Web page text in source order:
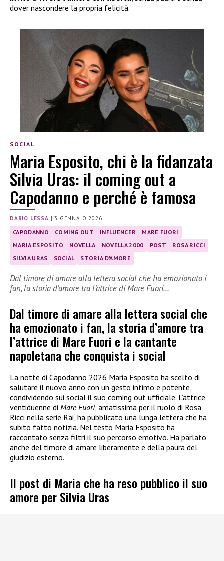
dover nascondere la propria felicità.
SOCIAL
Maria Esposito, chi è la fidanzata
Silvia Uras: il coming out a
Capodanno e perché è famosa
DARIO LESSA |3 GENNAIO 2026
CAPODANNO COMING OUT INFLUENCER
MARE FUORI
MARIA ESPOSITO
NOVELLA NOVELLA 2000 POST
ROSA RICCI
SILVIA URAS
SOCIAL STORIA D'AMORE
Dal timore di amare alla lettera social che ha emozionato i
fan, la storia d’amore tra l’attrice di Mare Fuori…
Dal timore di amare alla lettera social che
ha emozionato i fan, la storia d’amore tra
l’attrice di Mare Fuori e la cantante
napoletana che conquista i social
La notte di Capodanno 2026 Maria Esposito ha scelto di
salutare il nuovo anno con un gesto intimo e potente,
condividendo sui social il suo coming out ufficiale. L’attrice
ventiduenne di Mare Fuori, amatissima per il ruolo di Rosa
Ricci nella serie Rai, ha pubblicato una lunga lettera che ha
subito fatto notizia. Nel testo Maria Esposito ha
raccontato senza filtri il suo percorso emotivo. Ha parlato
anche del timore di amare liberamente e della paura del
giudizio esterno.
Il post di Maria che ha reso pubblico il suo
amore per Silvia Uras